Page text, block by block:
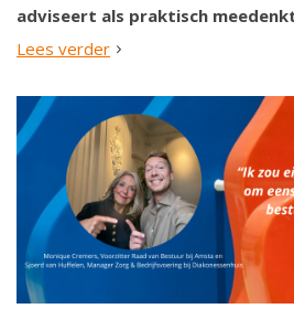
adviseert als praktisch
Lees verder